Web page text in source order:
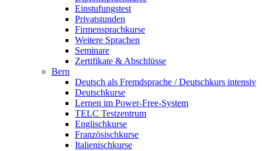
Einstufungstest
Privatstunden
Firmensprachkurse
Weitere Sprachen
Seminare
Zertifikate & Abschlüsse
Bern
Deutsch als Fremdsprache / Deutschkurs intensiv
Deutschkurse
Lernen im Power-Free-System
TELC Testzentrum
Englischkurse
Französischkurse
Italienischkurse